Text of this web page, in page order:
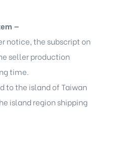
—
notice, the subscript on
seller production
time.
to the island of Taiwan
island region shipping